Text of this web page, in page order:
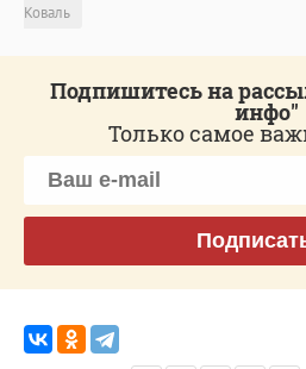
Коваль
Подпишитесь на
инфо"
Только самое